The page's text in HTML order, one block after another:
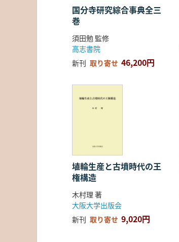
国分寺研究綜合事典全三
巻
須田勉 監修
高志書院
新刊 取り寄せ 46,200円
埴輪生産と古墳時代の王
権構造
木村理 著
大阪大学出版会
新刊 取り寄せ 9,020円